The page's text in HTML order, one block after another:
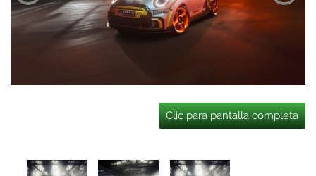
Clic para pantalla completa